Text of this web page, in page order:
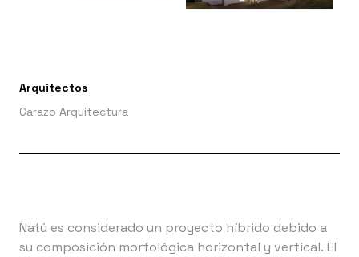
Arquitectos
Carazo Arquitectura
Natú es considerado un proyecto híbrido debido a
su composición morfológica horizontal y vertical. El